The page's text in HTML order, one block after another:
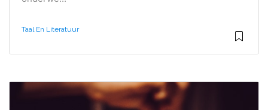
Taal En Literatuur